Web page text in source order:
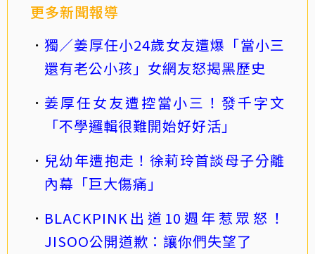
更多新聞報導
獨／姜厚任小24歲女友遭爆「當小三
還有老公小孩」女網友怒揭黑歷史
姜厚任女友遭控當小三！發千字文
「不學邏輯很難開始好好活」
兒幼年遭抱走！徐莉玲首談母子分離
內幕「巨大傷痛」
BLACKPINK出道10週年惹眾怒！
JISOO公開道歉：讓你們失望了